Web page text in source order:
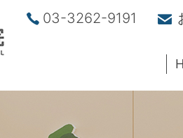
03-3262-9191